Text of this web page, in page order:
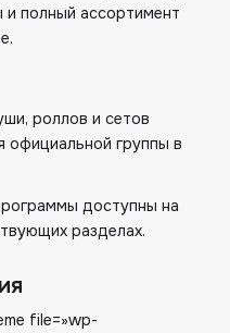
и полный ассортимент
роллов и сетов
официальной группы в
доступны на
разделах.
file=»wp-